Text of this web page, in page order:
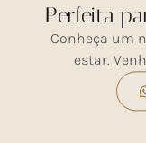
Perfeita
Conheça um
estar.